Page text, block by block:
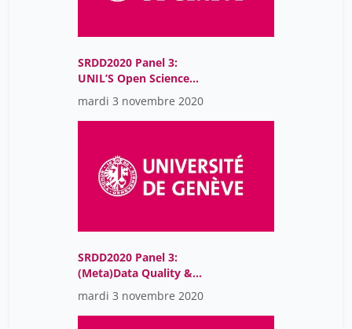
SRDD2020 Panel 3:
UNIL’S Open Science
Strategy & Action Plan
mardi 3 novembre 2020
SRDD2020 Panel 3:
(Meta)Data Quality &
Logistics: the FAIR Data
Publication Workflow at
Eawag and WSL
mardi 3 novembre 2020